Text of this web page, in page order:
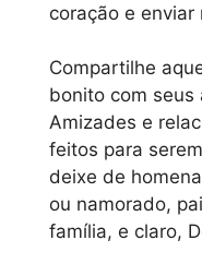
coração e enviar
Compartilhe
bonito com seus
Amizades e
feitos para
deixe de
ou namorado,
família, e claro,